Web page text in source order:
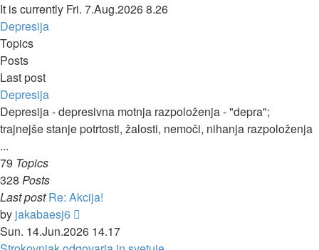
It is currently Fri. 7.Aug.2026 8.26
Depresija
Topics
Posts
Last post
Depresija
Depresija - depresivna motnja razpoloženja - "depra";
trajnejše stanje potrtosti, žalosti, nemoči, nihanja razpoloženja
...
79 Topics
328 Posts
Last post Re: Akcija!
by jakabaesj6
the
Sun. 14.Jun.2026 14.17